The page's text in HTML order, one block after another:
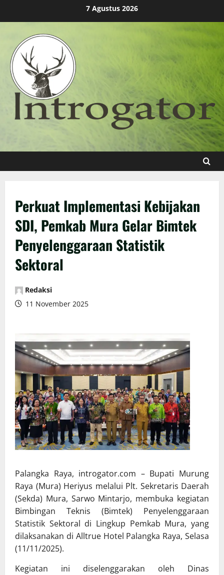
7 Agustus 2026
Perkuat Implementasi Kebijakan
SDI, Pemkab Mura Gelar Bimtek
Penyelenggaraan Statistik
Sektoral
Redaksi
11 November 2025
Palangka Raya, introgator.com – Bupati Murung
Raya (Mura) Heriyus melalui Plt. Sekretaris Daerah
(Sekda) Mura, Sarwo Mintarjo, membuka kegiatan
Bimbingan Teknis (Bimtek) Penyelenggaraan
Statistik Sektoral di Lingkup Pemkab Mura, yang
dilaksanakan di Alltrue Hotel Palangka Raya, Selasa
(11/11/2025).
Kegiatan ini diselenggarakan oleh Dinas